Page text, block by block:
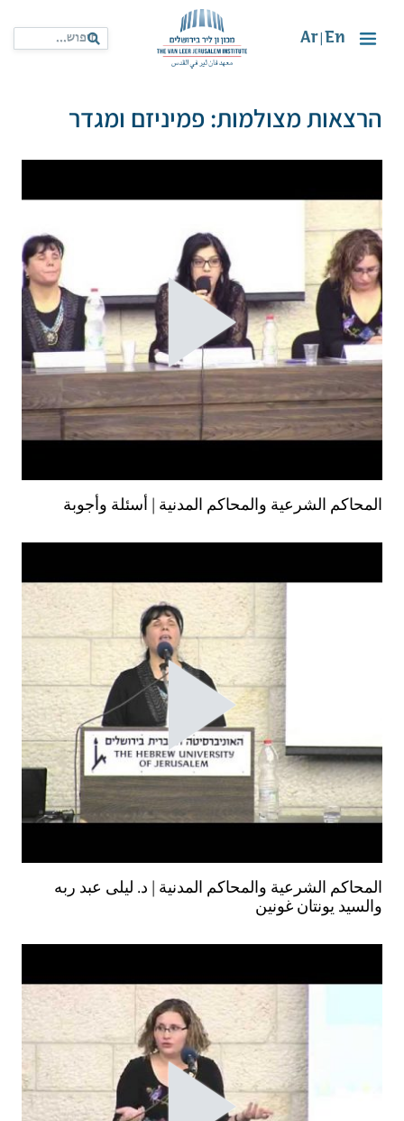
En
Ar
הרצאות מצולמות: פמיניזם ומגדר
المحاكم الشرعية والمحاكم المدنية | أسئلة وأجوبة
المحاكم الشرعية والمحاكم المدنية | د. ليلى عبد ربه
والسيد يونتان غونين